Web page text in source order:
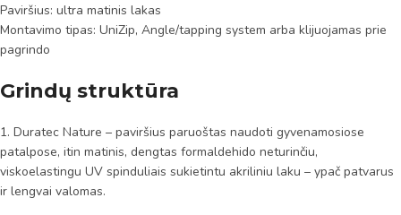
Paviršius: ultra matinis lakas
Montavimo tipas: UniZip, Angle/tapping system arba klijuojamas prie
pagrindo
Grindų struktūra
1. Duratec Nature – paviršius paruoštas naudoti gyvenamosiose
patalpose, itin matinis, dengtas formaldehido neturinčiu,
viskoelastingu UV spinduliais sukietintu akriliniu laku – ypač patvarus
ir lengvai valomas.